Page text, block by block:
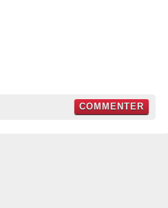
COMMENTER